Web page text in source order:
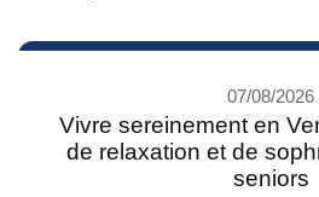
07/08/2026
Vivre sereinement en
de relaxation et de
seniors